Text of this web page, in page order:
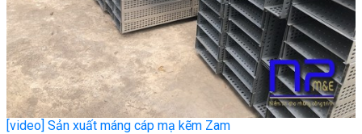
[video] Sản xuất máng cáp mạ kẽm Zam